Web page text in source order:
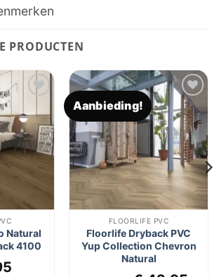
PRODUCTEN
Toevoegen
aan
verlanglijst
Natural
4100
Aanbieding!
Toevoegen
aan
verlanglijst
FLOORLIFE PVC
Floorlife Dryback PVC
Yup Collection Chevron
Natural